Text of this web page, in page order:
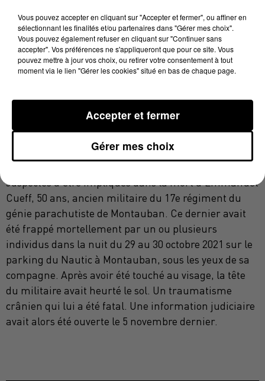
placé en détention provisoire. Le second, inconnu de
la justice, a été placé"sous contrôle judiciaire".Les
investigations se poursuivent"afin de déterminer
l’exacte implication de l’ensemble des mis en cause dans
Pour rappel, une opération conjointe de la police et de
la gendarmerie dans quatre camps de gens du
voyage du Tarn-et-Garonne à Lacourt-Saint-Pierre,
Beaumont-de-Lomagne et Montauban, avait permis
suspectés d'être impliqués dans la mort d'Emmanuel
Cueff, 50 ans, ancien militaire du 17e régiment du
génie parachutiste de Montauban. Ce dernier avait
été frappé mortellement par un ou plusieurs
individus dans la nuit du 29 au 30 octobre 2021 sur le
parking du Nautic à Montauban, sous les yeux de sa
compagne. Après avoir été touché au visage, la tête
du militaire avait heurté le sol. Un traumatisme
crânien qui lui a été fatal. Une information judiciaire
avait alors été ouverte le 5 novembre dernier.
Vous pouvez accepter en cliquant sur "Accepter et fermer", ou affiner en
sélectionnant les finalités et/ou partenaires dans "Gérer mes choix".
Vous pouvez également refuser en cliquant sur "Continuer sans
accepter". Vos préférences ne s'appliqueront que pour ce site. Vous
pouvez mettre à jour vos choix, ou retirer votre consentement à tout
moment via le lien "Gérer les cookies" situé en bas de chaque page.
Gérer mes choix
Accepter et fermer